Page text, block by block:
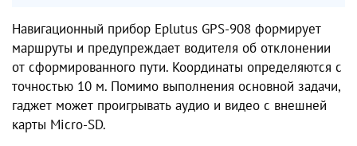
Навигационный прибор Eplutus GPS-908 формирует
маршруты и предупреждает водителя об отклонении
от сформированного пути. Координаты определяются с
точностью 10 м. Помимо выполнения основной задачи,
гаджет может проигрывать аудио и видео с внешней
карты Micro-SD.